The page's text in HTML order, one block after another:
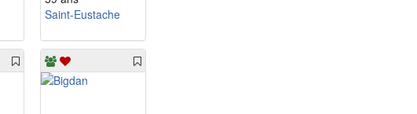
Saint-Eustache